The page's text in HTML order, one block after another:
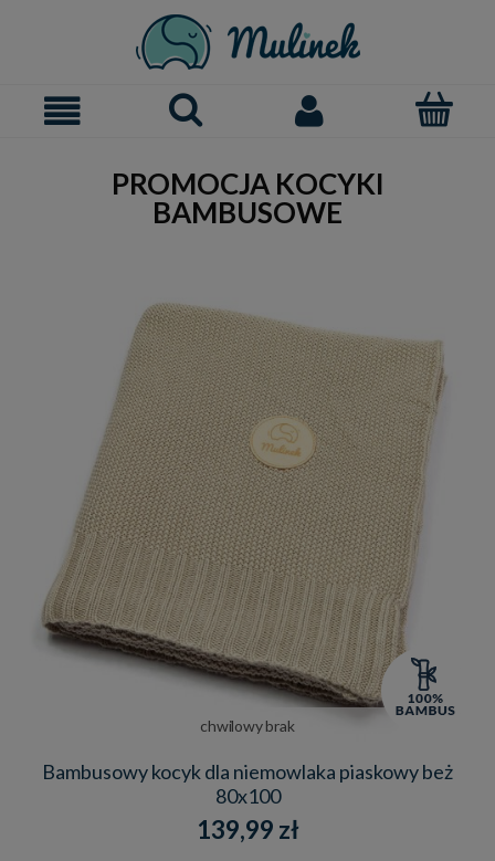
PROMOCJA KOCYKI
BAMBUSOWE
chwilowy brak
Bambusowy kocyk dla niemowlaka piaskowy beż
80x100
139,99 zł